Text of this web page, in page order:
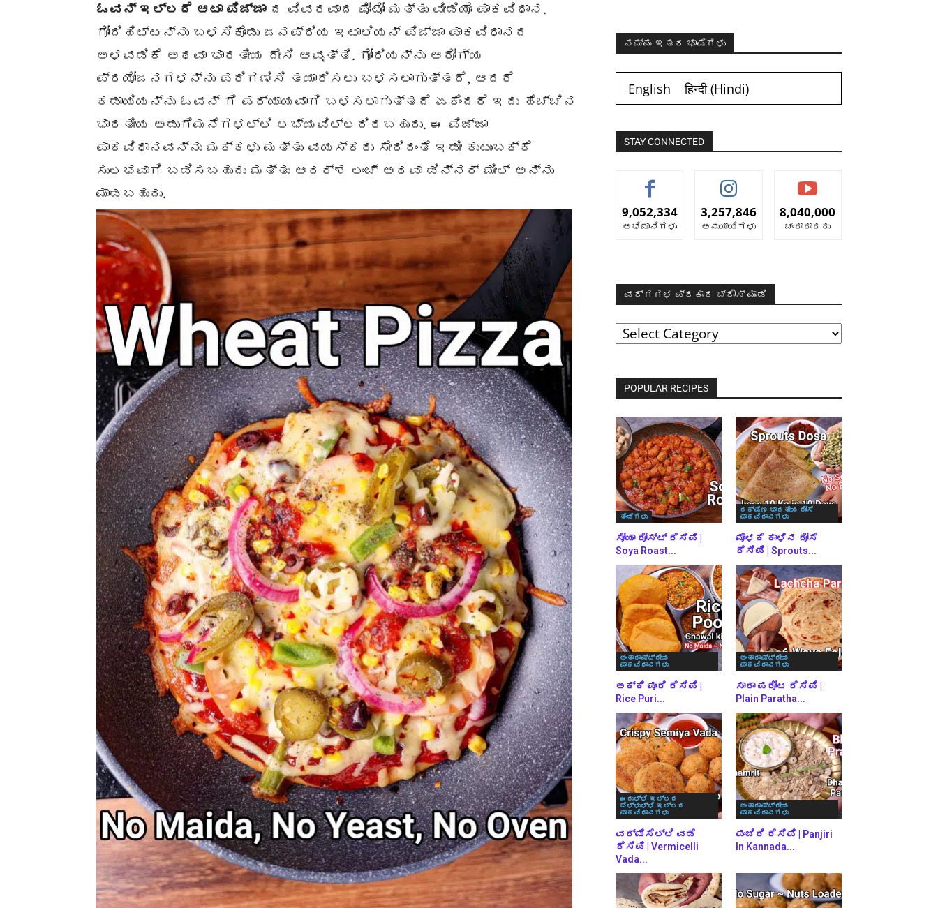
ಓವನ್ ಇಲ್ಲದೆ ಆಟಾ ಪಿಜ್ಜಾದ ವಿವರವಾದ ಫೋಟೋ ಮತ್ತು ವೀಡಿಯೊ ಪಾಕವಿಧಾನ.
ಗೋದಿಹಿಟ್ಟನ್ನು ಬಳಸಿಕೊಂಡು ಜನಪ್ರಿಯ ಇಟಾಲಿಯನ್ ಪಿಜ್ಜಾ ಪಾಕವಿಧಾನದ
ಅಳವಡಿಕೆ ಅಥವಾ ಭಾರತೀಯ ದೇಸಿ ಆವೃತ್ತಿ. ಗೋಧಿಯನ್ನು ಆರೋಗ್ಯ
ಪ್ರಯೋಜನಗಳನ್ನು ಪರಿಗಣಿಸಿ ತಯಾರಿಸಲು ಬಳಸಲಾಗುತ್ತದೆ, ಆದರೆ
ಕಡಾಯಿಯನ್ನು ಓವನ್ ಗೆ ಪರ್ಯಾಯವಾಗಿ ಬಳಸಲಾಗುತ್ತದೆ ಏಕೆಂದರೆ ಇದು ಹೆಚ್ಚಿನ
ಭಾರತೀಯ ಅಡುಗೆಮನೆಗಳಲ್ಲಿ ಲಭ್ಯವಿಲ್ಲದಿರಬಹುದು. ಈ ಪಿಜ್ಜಾ
ಪಾಕವಿಧಾನವನ್ನು ಮಕ್ಕಳು ಮತ್ತು ವಯಸ್ಕರು ಸೇರಿದಂತೆ ಇಡೀ ಕುಟುಂಬಕ್ಕೆ
ಸುಲಭವಾಗಿ ಬಡಿಸಬಹುದು ಮತ್ತು ಆದರ್ಶ ಲಂಚ್ ಅಥವಾ ಡಿನ್ನರ್ ಮೀಲ್ ಅನ್ನು
ಮಾಡಬಹುದು.
ನಮ್ಮ ಇತರ ಭಾಷೆಗಳು
English हिन्दी(Hindi)
STAY CONNECTED
9,052,334
ಅಭಿಮಾನಿಗಳು
3,257,846
ಅನುಯಾಯಿಗಳು
8,040,000
ಚಂದಾದಾರರು
ವರ್ಗಗಳ ಪ್ರಕಾರ ಬ್ರೌಸ್ ಮಾಡಿ
ವರ್ಗಗಳ
ಪ್ರಕಾರ
ಬ್ರೌಸ್
POPULAR RECIPES
ತಿಂಡಿಗಳು
ಸೋಯಾ ರೋಸ್ಟ್ ರೆಸಿಪಿ |
Soya Roast...
ದಕ್ಷಿಣ ಭಾರತೀಯ ದೋಸೆ
ಪಾಕವಿಧಾನಗಳು
ಮೊಳಕೆ ಕಾಳಿನ ದೋಸೆ
ರೆಸಿಪಿ | Sprouts...
ಅಂತಾರಾಷ್ಟ್ರೀಯ
ಪಾಕವಿಧಾನಗಳು
ಅಕ್ಕಿ ಪೂರಿ ರೆಸಿಪಿ |
Rice Puri...
ಅಂತಾರಾಷ್ಟ್ರೀಯ
ಪಾಕವಿಧಾನಗಳು
ಸಾದಾ ಪರೋಟ ರೆಸಿಪಿ |
Plain Paratha...
ಈರುಳ್ಳಿ ಇಲ್ಲದ
ಬೆಳ್ಳುಳ್ಳಿ ಇಲ್ಲದ
ಪಾಕವಿಧಾನಗಳು
ವರ್ಮಿಸೆಲ್ಲಿ ವಡೆ
ರೆಸಿಪಿ | Vermicelli
Vada...
ಅಂತಾರಾಷ್ಟ್ರೀಯ
ಪಾಕವಿಧಾನಗಳು
ಪಂಜಿರಿ ರೆಸಿಪಿ | Panjiri
In Kannada...